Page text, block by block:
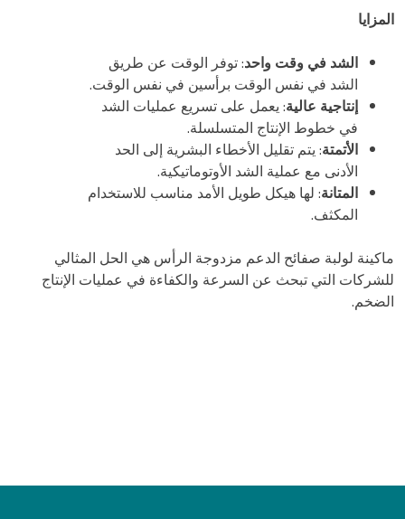
المزايا
الشد في وقت واحد: توفر الوقت عن طريق
الشد في نفس الوقت برأسين في نفس الوقت.
إنتاجية عالية: يعمل على تسريع عمليات الشد
في خطوط الإنتاج المتسلسلة.
الأتمتة: يتم تقليل الأخطاء البشرية إلى الحد
الأدنى مع عملية الشد الأوتوماتيكية.
المتانة: لها هيكل طويل الأمد مناسب للاستخدام
المكثف.
ماكينة لولبة صفائح الدعم مزدوجة الرأس هي الحل المثالي
للشركات التي تبحث عن السرعة والكفاءة في عمليات الإنتاج
الضخم.